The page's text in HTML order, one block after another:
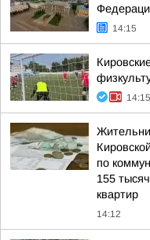
14:15
14:15
по
155
квартир
14:12